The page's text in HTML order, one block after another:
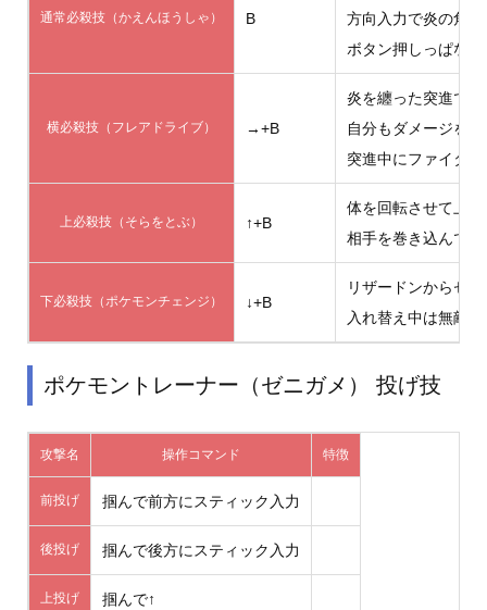
通常必殺技（かえんほうしゃ） B
方向入力で炎の角
ボタン押しっぱな
横必殺技（フレアドライブ） →+B
炎を纏った突進で攻
自分もダメージを
突進中にファイタ
上必殺技（そらをとぶ） ↑+B
体を回転させて上
相手を巻き込んで
下必殺技（ポケモンチェンジ） ↓+B
リザードンからゼ
入れ替え中は無敵
ポケモントレーナー（ゼニガメ） 投げ技
攻撃名 操作コマンド 特徴
前投げ 掴んで前方にスティック入力
後投げ 掴んで後方にスティック入力
上投げ 掴んで↑